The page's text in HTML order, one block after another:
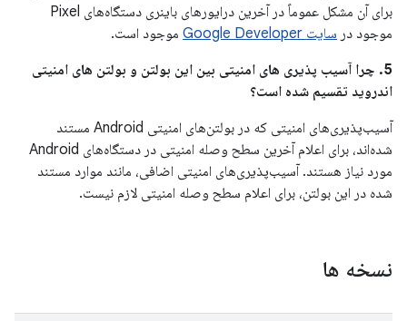
برای آن مشکل عموماً در آخرین درایورهای باینری دستگاه‌های Pixel
موجود در سایت Google Developer
موجود است.
5. چرا آسیب پذیری های امنیتی بین این بولتن و بولتن های امنیتی
اندروید تقسیم شده است؟
آسیب‌پذیری‌های امنیتی که در بولتن‌های امنیتی Android مستند
شده‌اند، برای اعلام آخرین سطح وصله امنیتی در دستگاه‌های Android
مورد نیاز هستند. آسیب‌پذیری‌های امنیتی اضافی، مانند موارد مستند
شده در این بولتن، برای اعلام سطح وصله امنیتی لازم نیست.
نسخه ها